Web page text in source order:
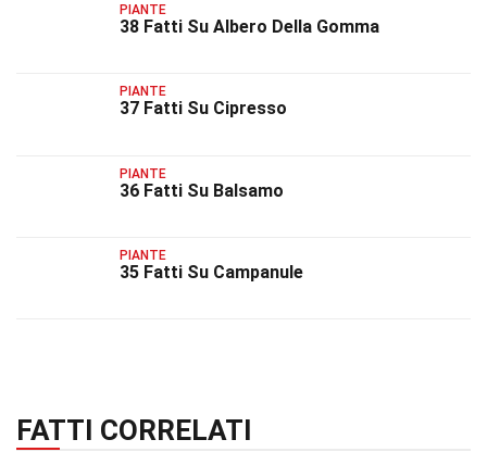
PIANTE
38 Fatti Su Albero Della Gomma
PIANTE
37 Fatti Su Cipresso
PIANTE
36 Fatti Su Balsamo
PIANTE
35 Fatti Su Campanule
FATTI CORRELATI